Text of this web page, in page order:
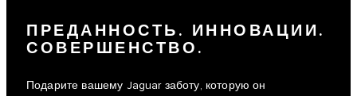
ПРЕДАННОСТЬ. ИННОВАЦИИ.
СОВЕРШЕНСТВО.
Подарите вашему Jaguar заботу, которую он